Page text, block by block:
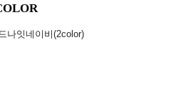
나잇네이비(2color)